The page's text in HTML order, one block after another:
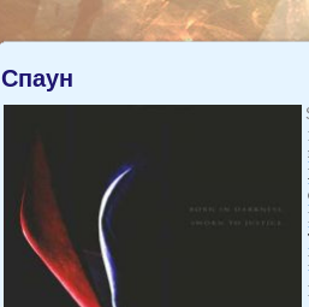
Спаун